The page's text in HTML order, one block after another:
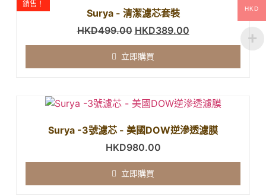
Surya - 清潔濾芯套裝
銷售！
HKD499.00 HKD389.00
立即購買
Surya -3號濾芯 - 美國DOW逆滲透濾膜
HKD980.00
立即購買
HKD